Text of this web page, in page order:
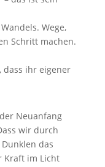
Wege,
Schritt machen.
dass ihr eigener
Neuanfang
wir durch
das
Kraft im Licht